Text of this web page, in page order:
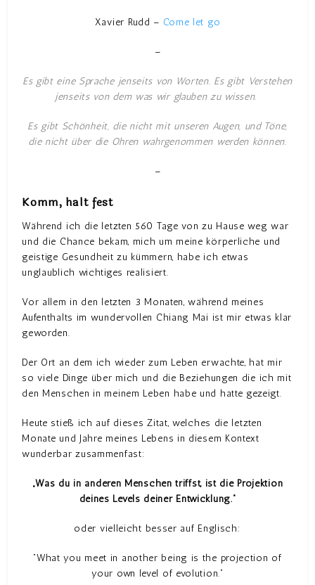
Xavier Rudd – Come let go
–
Es gibt eine Sprache jenseits von Worten. Es gibt Verstehen
jenseits von dem was wir glauben zu wissen.
Es gibt Schönheit, die nicht mit unseren Augen, und Töne,
die nicht über die Ohren wahrgenommen werden können.
–
Komm, halt fest
Während ich die letzten 560 Tage von zu Hause weg war
und die Chance bekam, mich um meine körperliche und
geistige Gesundheit zu kümmern, habe ich etwas
unglaublich wichtiges realisiert.
Vor allem in den letzten 3 Monaten, während meines
Aufenthalts im wundervollen Chiang Mai ist mir etwas klar
geworden.
Der Ort an dem ich wieder zum Leben erwachte, hat mir
so viele Dinge über mich und die Beziehungen die ich mit
den Menschen in meinem Leben habe und hatte gezeigt.
Heute stieß ich auf dieses Zitat, welches die letzten
Monate und Jahre meines Lebens in diesem Kontext
wunderbar zusammenfast:
„Was du in anderen Menschen triffst, ist die Projektion
deines Levels deiner Entwicklung.“
oder vielleicht besser auf Englisch:
“What you meet in another being is the projection of
your own level of evolution.”